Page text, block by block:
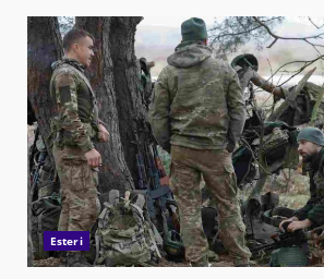
Esteri